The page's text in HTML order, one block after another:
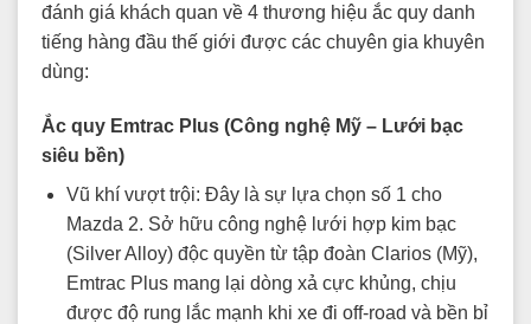
đánh giá khách quan về 4 thương hiệu ắc quy danh
tiếng hàng đầu thế giới được các chuyên gia khuyên
dùng:
Ắc quy Emtrac Plus (Công nghệ Mỹ – Lưới bạc
siêu bền)
Vũ khí vượt trội: Đây là sự lựa chọn số 1 cho
Mazda 2. Sở hữu công nghệ lưới hợp kim bạc
(Silver Alloy) độc quyền từ tập đoàn Clarios (Mỹ),
Emtrac Plus mang lại dòng xả cực khủng, chịu
được độ rung lắc mạnh khi xe đi off-road và bền bỉ